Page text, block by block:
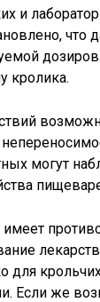
и
что
кролика.
могут
для
Если же